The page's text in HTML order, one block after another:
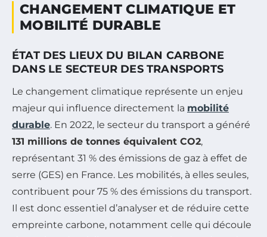
CHANGEMENT CLIMATIQUE ET
MOBILITÉ DURABLE
ÉTAT DES LIEUX DU BILAN CARBONE
DANS LE SECTEUR DES TRANSPORTS
Le changement climatique représente un enjeu
majeur qui influence directement la mobilité
durable. En 2022, le secteur du transport a généré
131 millions de tonnes équivalent CO2,
représentant 31 % des émissions de gaz à effet de
serre (GES) en France. Les mobilités, à elles seules,
contribuent pour 75 % des émissions du transport.
Il est donc essentiel d’analyser et de réduire cette
empreinte carbone, notamment celle qui découle